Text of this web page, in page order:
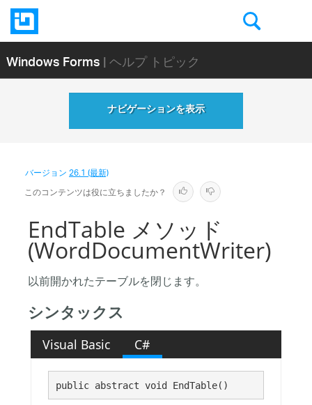
Windows Forms| ヘルプ トピック
ナビゲーションを表示
バージョン26.1 (最新)
このコンテンツは役に立ちましたか？
EndTable メソッド
(WordDocumentWriter)
以前開かれたテーブルを閉じます。
シンタックス
Visual Basic C#
public abstract void EndTable()